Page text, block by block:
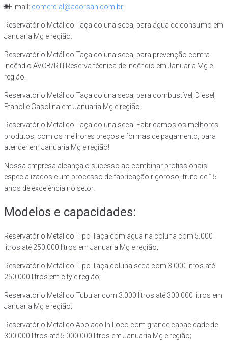
🌐E-mail: comercial@acorsan.com.br
Reservatório Metálico Taça coluna seca, para água de consumo em
Januaria Mg e região.
Reservatório Metálico Taça coluna seca, para prevenção contra
incêndio AVCB/RTI Reserva técnica de incêndio em Januaria Mg e
região.
Reservatório Metálico Taça coluna seca, para combustível, Diesel,
Etanol e Gasolina em Januaria Mg e região.
Reservatório Metálico Taça coluna seca: Fabricamos os melhores
produtos, com os melhores preços e formas de pagamento, para
atender em Januaria Mg e região!
Nossa empresa alcança o sucesso ao combinar profissionais
especializados e um processo de fabricação rigoroso, fruto de 15
anos de excelência no setor.
Modelos e capacidades:
Reservatório Metálico Tipo Taça com água na coluna com 5.000
litros até 250.000 litros em Januaria Mg e região;
Reservatório Metálico Tipo Taça coluna seca com 3.000 litros até
250.000 litros em city e região;
Reservatório Metálico Tubular com 3.000 litros até 300.000 litros em
Januaria Mg e região;
Reservatório Metálico Apoiado In Loco com grande capacidade de
300.000 litros até 5.000.000 litros em Januaria Mg e região;